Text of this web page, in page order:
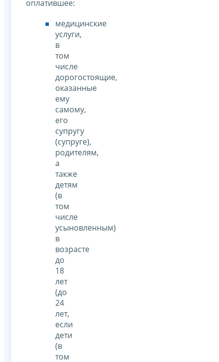
оплатившее:
медицинские
услуги,
в
том
числе
дорогостоящие,
оказанные
ему
самому,
его
супругу
(супруге),
родителям,
а
также
детям
(в
том
числе
усыновленным)
в
возрасте
до
18
лет
(до
24
лет,
если
дети
(в
том